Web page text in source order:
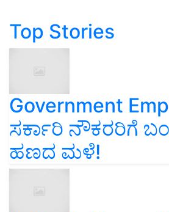
Top Stories
Government
ಸರ್ಕಾರಿ ನೌಕರರಿಗೆ
ಹಣದ ಮಳೆ!